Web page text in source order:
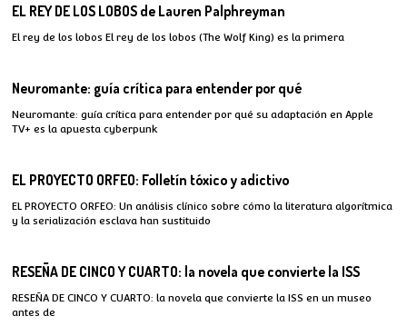
EL REY DE LOS LOBOS de Lauren Palphreyman
El rey de los lobos El rey de los lobos (The Wolf King) es la primera
Neuromante: guía crítica para entender por qué
Neuromante: guía crítica para entender por qué su adaptación en Apple
TV+ es la apuesta cyberpunk
EL PROYECTO ORFEO: Folletín tóxico y adictivo
EL PROYECTO ORFEO: Un análisis clínico sobre cómo la literatura algorítmica
y la serialización esclava han sustituido
RESEÑA DE CINCO Y CUARTO: la novela que convierte la ISS
RESEÑA DE CINCO Y CUARTO: la novela que convierte la ISS en un museo
antes de